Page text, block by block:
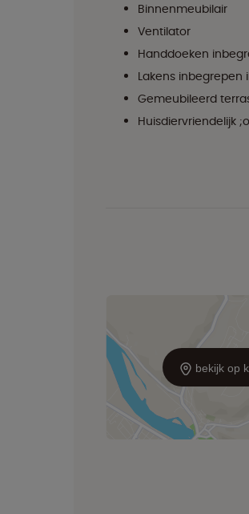
Binnenmeubilair
Ventilator
Handdoeken
Lakens inbegrepen
Gemeubileerd
Huisdiervriendelijk
bekijk op